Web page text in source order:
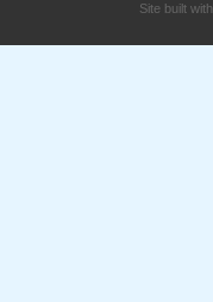
Site built with